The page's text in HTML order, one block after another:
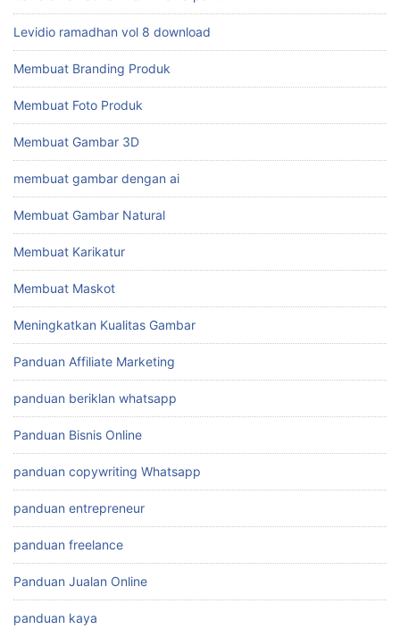
Levidio ramadhan vol 8 download
Membuat Branding Produk
Membuat Foto Produk
Membuat Gambar 3D
membuat gambar dengan ai
Membuat Gambar Natural
Membuat Karikatur
Membuat Maskot
Meningkatkan Kualitas Gambar
Panduan Affiliate Marketing
panduan beriklan whatsapp
Panduan Bisnis Online
panduan copywriting Whatsapp
panduan entrepreneur
panduan freelance
Panduan Jualan Online
panduan kaya